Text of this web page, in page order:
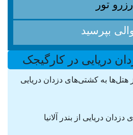
رزرو تور
بپرسید
دریایی در کارگیجک
هتل‌ها به کشتی‌های دزدان دریایی
دریایی از بندر آلانیا